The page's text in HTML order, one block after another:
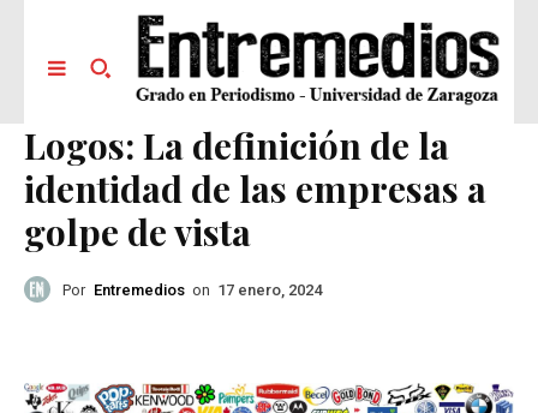
Logos: La definición de la
identidad de las empresas a
golpe de vista
Por Entremedios on 17 enero, 2024